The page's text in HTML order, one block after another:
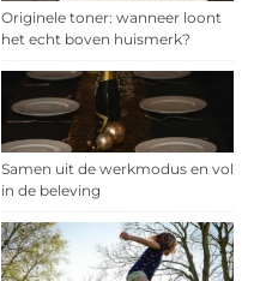
Originele toner: wanneer loont
het echt boven huismerk?
Samen uit de werkmodus en vol
in de beleving